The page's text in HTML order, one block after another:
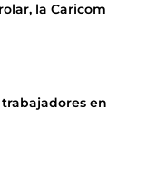
la Caricom
en